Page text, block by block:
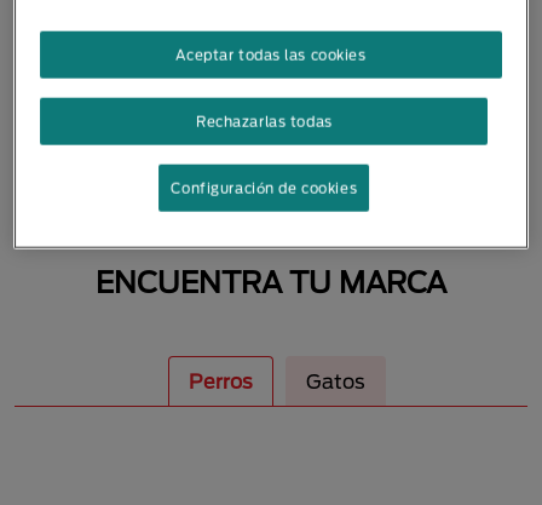
ENCUENTRA TU MARCA
Perros Gatos
Rechazarlas todas
Aceptar todas las cookies
Configuración de cookies